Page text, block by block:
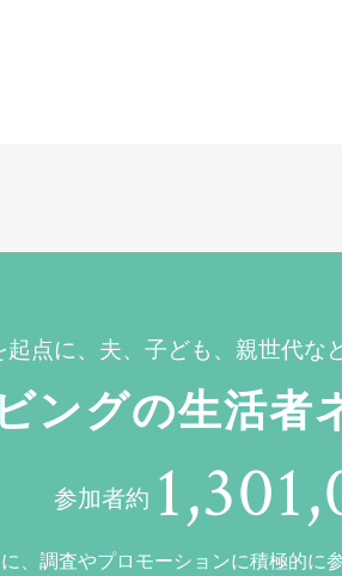
起点に、夫、子ども、親世代な
ングの生活者
参加者約
、調査やプロモーションに積極的に